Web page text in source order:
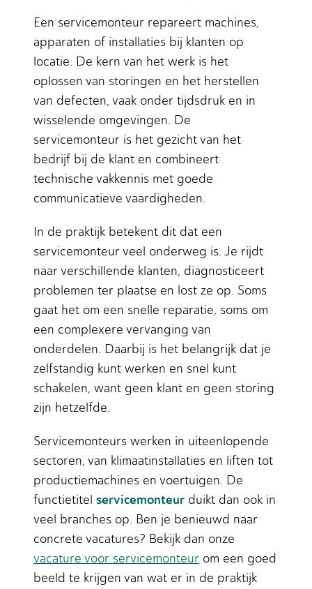
Een servicemonteur repareert machines,
apparaten of installaties bij klanten op
locatie. De kern van het werk is het
oplossen van storingen en het herstellen
van defecten, vaak onder tijdsdruk en in
wisselende omgevingen. De
servicemonteur is het gezicht van het
bedrijf bij de klant en combineert
technische vakkennis met goede
communicatieve vaardigheden.
In de praktijk betekent dit dat een
servicemonteur veel onderweg is. Je rijdt
naar verschillende klanten, diagnosticeert
problemen ter plaatse en lost ze op. Soms
gaat het om een snelle reparatie, soms om
een complexere vervanging van
onderdelen. Daarbij is het belangrijk dat je
zelfstandig kunt werken en snel kunt
schakelen, want geen klant en geen storing
zijn hetzelfde.
Servicemonteurs werken in uiteenlopende
sectoren, van klimaatinstallaties en liften tot
productiemachines en voertuigen. De
functietitel servicemonteur duikt dan ook in
veel branches op. Ben je benieuwd naar
concrete vacatures? Bekijk dan onze
vacature voor servicemonteur om een goed
beeld te krijgen van wat er in de praktijk